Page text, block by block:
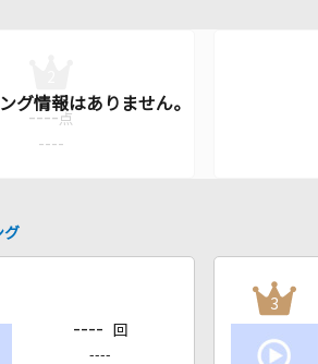
---- 点
----
グ
---- 回
----
3